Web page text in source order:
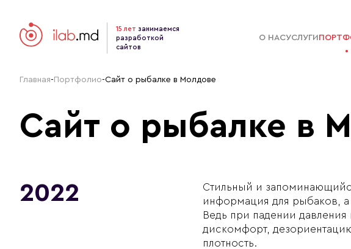
15 лет занимаемся
разработкой
сайтов
О НАСУСЛУГИ
Главная- Портфолио-Сайт о рыбалке в Молдове
Сайт о рыбалке в
2022
Стильный и
информация для рыбаков,
Ведь при падении
дискомфорт,
плотность.